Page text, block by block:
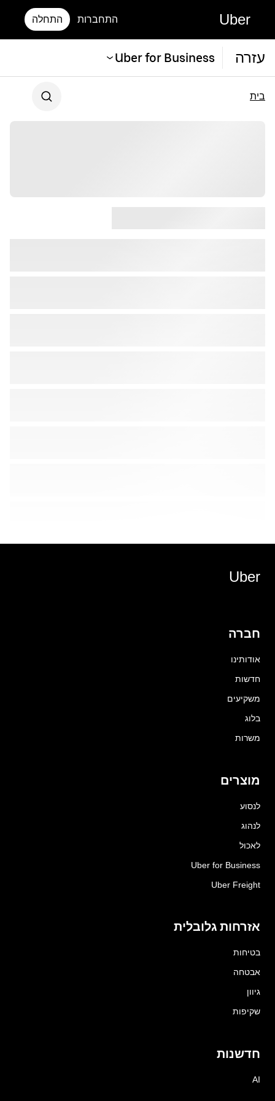
Uber התחברות התחלה
עזרה Uber for Business
בית
Uber
חברה
אודותינו
חדשות
משקיעים
בלוג
משרות
מוצרים
לנסוע
לנהוג
לאכול
Uber for Business
Uber Freight
אזרחות גלובלית
בטיחות
אבטחה
גיוון
שקיפות
חדשנות
AI